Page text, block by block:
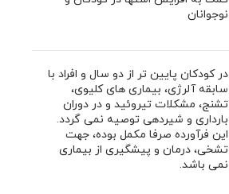
نوجوانان
در کودکان پایین تر از دو سال و افراد با
سابقه آلرژی، بیماری های کلیوی،
تشنج، مشکلات تیروئید و در دوران
بارداری و شیردهی توصیه نمی گردد.
این فرآورده صرفا مکمل بوده، جهت
تشخی، درمان و پیشگیری از بیماری
نمی باشد.